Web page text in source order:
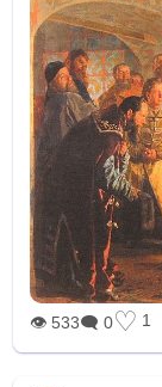
👁 533🗨 0♡ 1